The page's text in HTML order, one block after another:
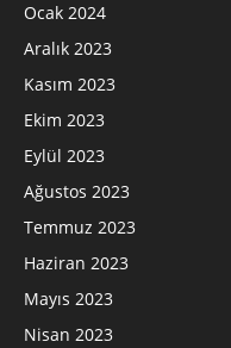
Ocak 2024
Aralık 2023
Kasım 2023
Ekim 2023
Eylül 2023
Ağustos 2023
Temmuz 2023
Haziran 2023
Mayıs 2023
Nisan 2023